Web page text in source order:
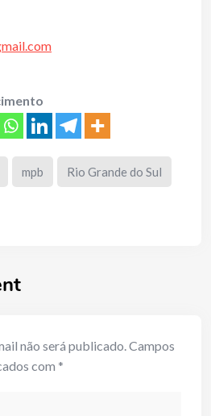
mpb Rio Grande do Sul
não será publicado.Campos
com *